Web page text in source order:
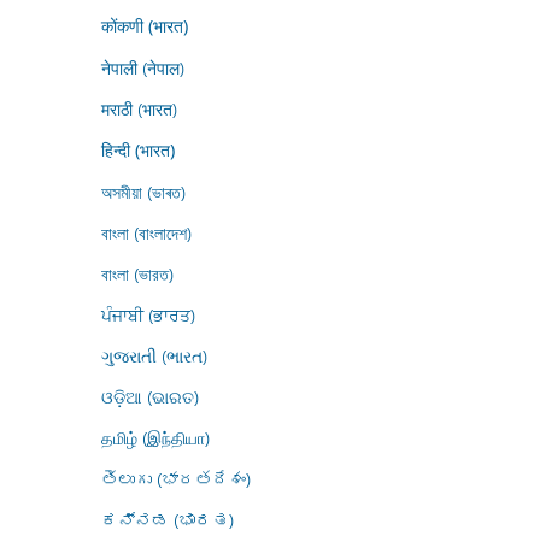
कोंकणी (भारत)
नेपाली (नेपाल)
मराठी (भारत)
हिन्दी (भारत)
অসমীয়া (ভাৰত)
বাংলা (বাংলাদেশ)
বাংলা (ভারত)
ਪੰਜਾਬੀ (ਭਾਰਤ)
ગુજરાતી (ભારત)
ଓଡ଼ିଆ (ଭାରତ)
தமிழ் (இந்தியா)
తెలుగు (భారతదేశం)
ಕನ್ನಡ (ಭಾರತ)